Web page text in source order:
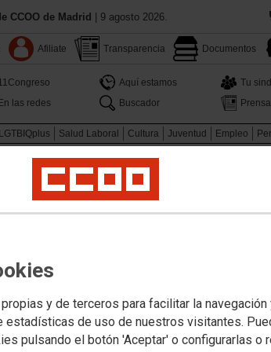
y de terceros para facilitar la navegación
estadísticas de uso de nuestros visitantes.
pulsando el botón 'Aceptar' o configurarlas o
CCOO de Madrid | 9 agosto 2026.
Afiliate Transparencia Documentos
Aquí estamos
Tu
En las redes
Buscador Prensa
LGTBIQplus Salud Laboral Cultura Juventud Empleo
tutorías con